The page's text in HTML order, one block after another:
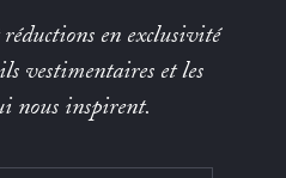
en exclusivité
vestimentaires et les
nous inspirent.